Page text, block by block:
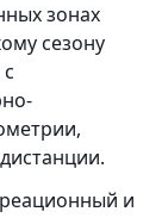
зонах
сезону
и